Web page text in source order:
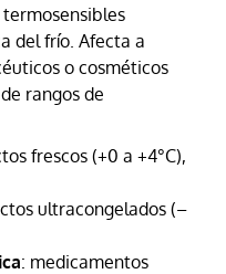
del frío. Afecta a
o cosméticos
rangos de
frescos (+0 a +4°C),
ultracongelados (–
: medicamentos